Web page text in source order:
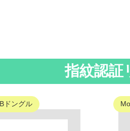
指紋認証
ドングル